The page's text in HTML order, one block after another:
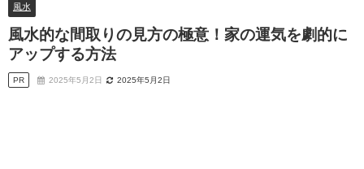
風水
風水的な間取りの見方の極意！家の運気を劇的に
アップする方法
PR 2025年5月2日 2025年5月2日